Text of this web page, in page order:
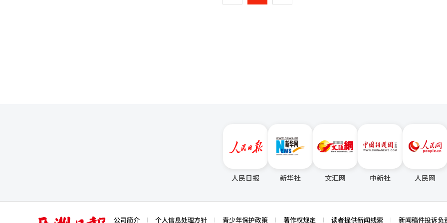
斯纳（182.52%）也大幅上涨。在电力基础设施方面，山日电气（95.23%）、加温电缆（218.57%）、LS
主要得益于去年获得的国内清洁氢发电强制项目（CHPS）销售增长以及海昌源项目SOFC交付的影响。 郑
人民日报 新华社 文汇网 中新社 人民网
亚 公司简介 个人信息处理方针 青少年保护政策 著作权规定 读者提供新闻线索 新闻稿件投诉负